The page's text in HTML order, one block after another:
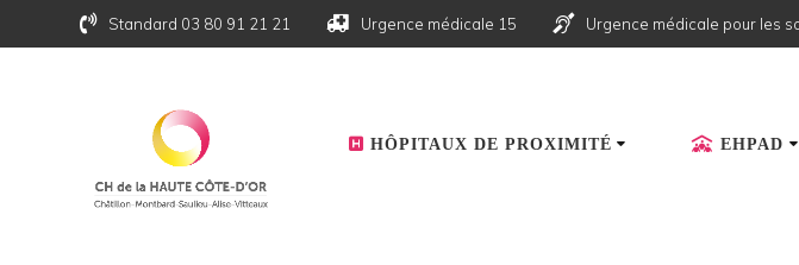
to
Standard 03 80 91 21 21 Urgence médicale 15 Urgence médicale pour les
HÔPITAUX DE PROXIMITÉ EHPAD